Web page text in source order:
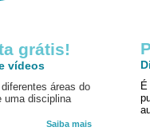
grátis!
vídeos
áreas do
uma disciplina
Saiba mais